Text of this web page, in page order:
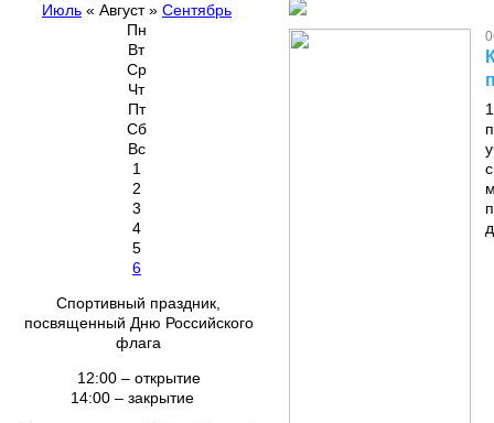
Июль « Август» Сентябрь
Пн
Вт
Ср
Чт
Пт
Сб
Вс
1
2
3
4
5
6
Спортивный праздник,
посвященный Дню Российского
флага
12:00 – открытие
14:00 – закрытие